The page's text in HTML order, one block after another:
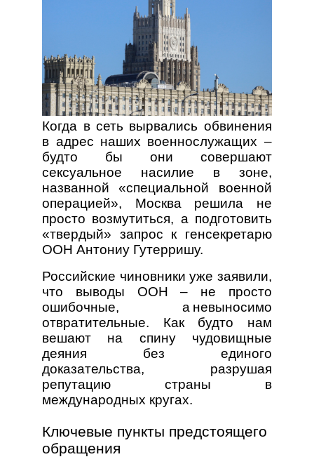
Когда в сеть вырвались обвинения
в адрес наших военнослужащих –
будто бы они совершают
сексуальное насилие в зоне,
названной «специальной военной
операцией», Москва решила не
просто возмутиться, а подготовить
«твердый» запрос к генсекретарю
ООН Антониу Гутерришу.
Российские чиновники уже заявили,
что выводы ООН – не просто
ошибочные, а невыносимо
отвратительные. Как будто нам
вешают на спину чудовищные
деяния без единого
доказательства, разрушая
репутацию страны в
международных кругах.
Ключевые пункты предстоящего
обращения